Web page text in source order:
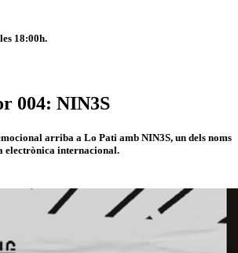
18:00h.
004: NIN3S
arriba a Lo Pati amb NIN3S, un dels noms
electrònica internacional.